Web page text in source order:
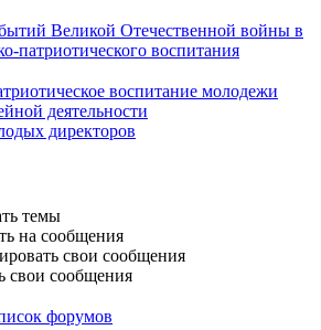
Великой Отечественной войны в
патриотического воспитания
воспитание молодежи
деятельности
директоров
темы
на сообщения
свои сообщения
свои сообщения
форумов